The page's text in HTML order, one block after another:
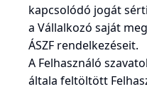
kapcsolódó jogát
a Vállalkozó saját
ÁSZF rendelkezéseit.
A Felhasználó
általa feltöltött